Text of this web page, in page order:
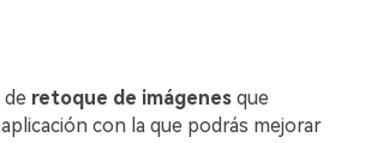
retoque de imágenesque
con la que podrás mejorar